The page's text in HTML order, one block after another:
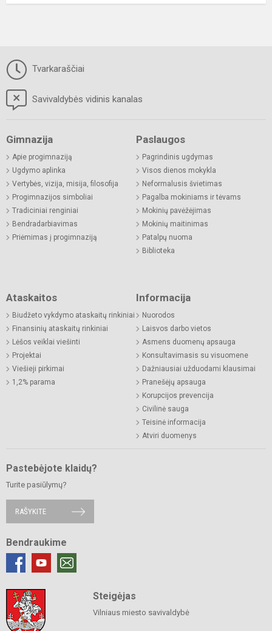
Tvarkaraščiai
Savivaldybės vidinis kanalas
Gimnazija
Apie progimnaziją
Ugdymo aplinka
Vertybės, vizija, misija, filosofija
Progimnazijos simboliai
Tradiciniai renginiai
Bendradarbiavimas
Priėmimas į progimnaziją
Paslaugos
Pagrindinis ugdymas
Visos dienos mokykla
Neformalusis švietimas
Pagalba mokiniams ir tėvams
Mokinių pavėžėjimas
Mokinių maitinimas
Patalpų nuoma
Biblioteka
Ataskaitos
Biudžeto vykdymo ataskaitų rinkiniai
Finansinių ataskaitų rinkiniai
Lėšos veiklai viešinti
Projektai
Viešieji pirkimai
1,2% parama
Informacija
Nuorodos
Laisvos darbo vietos
Asmens duomenų apsauga
Konsultavimasis su visuomene
Dažniausiai užduodami klausimai
Pranešėjų apsauga
Korupcijos prevencija
Civilinė sauga
Teisinė informacija
Atviri duomenys
Pastebėjote klaidų?
Turite pasiūlymų?
RAŠYKITE
Bendraukime
Steigėjas
Vilniaus miesto savivaldybė